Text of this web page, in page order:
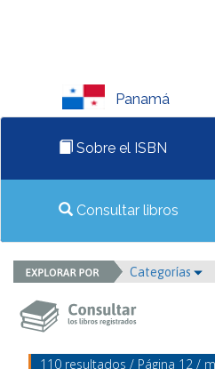
Panamá
Sobre el ISBN
Consultar libros
Categorías
110 resultados / Página 12 /